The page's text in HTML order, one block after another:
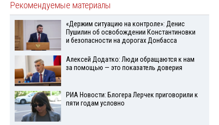
Рекомендуемые материалы
«Держим ситуацию на контроле»: Денис
Пушилин об освобождении Константиновки
и безопасности на дорогах Донбасса
Алексей Додатко: Люди обращаются к нам
за помощью — это показатель доверия
РИА Новости: Блогера Лерчек приговорили к
пяти годам условно